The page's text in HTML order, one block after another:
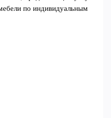
по индивидуальным